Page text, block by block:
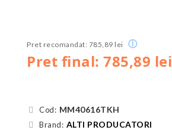
Pret final: 785,89 lei
Pret recomandat: 785,89 lei ⓘ
Cod: MM40616TKH
Brand: ALTI PRODUCATORI